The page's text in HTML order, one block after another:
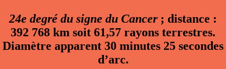
24e degré du signe du Cancer; distance :
392 768 km soit 61,57 rayons terrestres.
Diamètre apparent 30 minutes 25 secondes
d’arc.